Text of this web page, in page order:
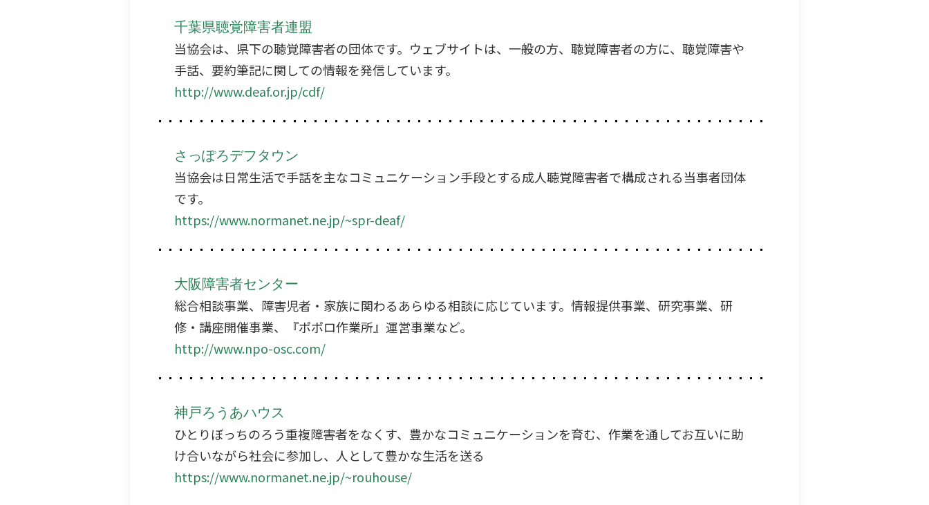
千葉県聴覚障害者連盟
当協会は、県下の聴覚障害者の団体です。ウェブサイトは、一般の方、聴覚障害者の方に、聴覚障害や
手話、要約筆記に関しての情報を発信しています。
http://www.deaf.or.jp/cdf/
さっぽろデフタウン
当協会は日常生活で手話を主なコミュニケーション手段とする成人聴覚障害者で構成される当事者団体
です。
https://www.normanet.ne.jp/~spr-deaf/
大阪障害者センター
総合相談事業、障害児者・家族に関わるあらゆる相談に応じています。情報提供事業、研究事業、研
修・講座開催事業、『ポポロ作業所』運営事業など。
http://www.npo-osc.com/
神戸ろうあハウス
ひとりぼっちのろう重複障害者をなくす、豊かなコミュニケーションを育む、作業を通してお互いに助
け合いながら社会に参加し、人として豊かな生活を送る
https://www.normanet.ne.jp/~rouhouse/